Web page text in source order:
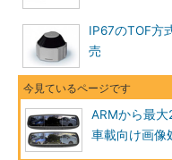
IP67のTOF方
売
ARMから最大
車載向け画像